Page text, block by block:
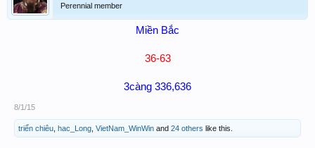
Perennial member
Miền Bắc
36-63
3càng 336,636
8/1/15
triển chiêu hac_Long VietNam_WinWin and 24 others like this.